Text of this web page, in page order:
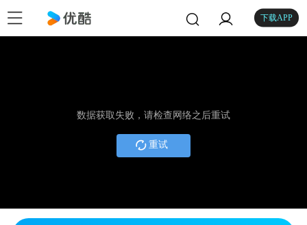
下载APP
数据获取失败，请检查网络之后重试
重试